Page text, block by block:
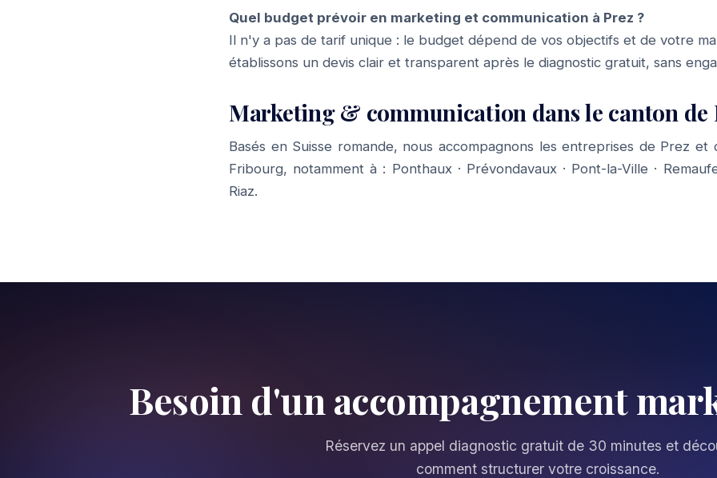
Quel budget prévoir en marketing et communication à Prez ?
Il n'y a pas de tarif unique : le budget dépend de vos objectifs et de votre
établissons un devis clair et transparent après le diagnostic gratuit, sans
Marketing & communication dans le canton
Basés en Suisse romande, nous accompagnons les entreprises de Prez
Fribourg, notamment à : Ponthaux· Prévondavaux· Pont-la-Ville ·
Riaz.
Besoin d'un accompagnement
Réservez un appel diagnostic gratuit de 30 minutes et
comment structurer votre croissance.